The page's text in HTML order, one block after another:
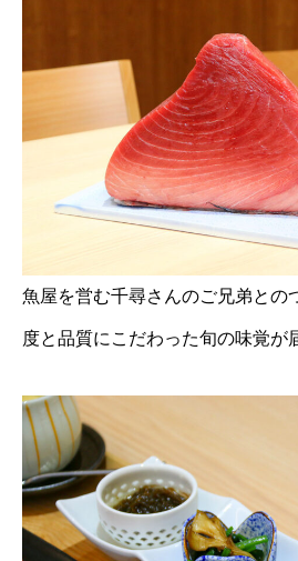
魚屋を営む千尋さんのご兄弟との
度と品質にこだわった旬の味覚が